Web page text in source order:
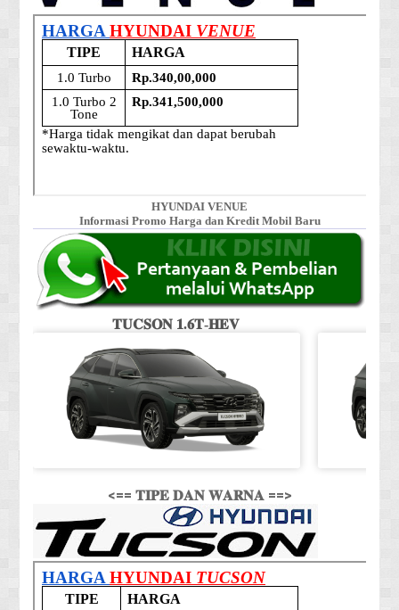
HYUNDAI VENUE
Informasi Promo Harga dan Kredit Mobil Baru
𝐓𝐔𝐂𝐒𝐎𝐍 𝟏.𝟔𝐓-𝐇𝐄𝐕
<== 𝐓𝐈𝐏𝐄 𝐃𝐀𝐍 𝐖𝐀𝐑𝐍𝐀 ==>